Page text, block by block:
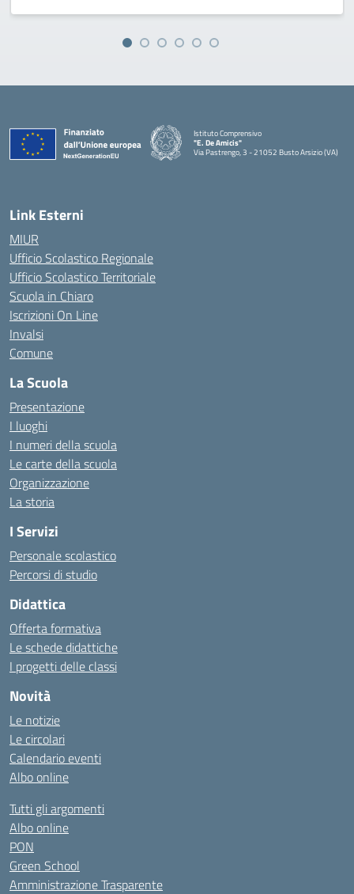
Istituto Comprensivo
"E. De Amicis"
Via Pastrengo, 3 - 21052 Busto Arsizio (VA)
Link Esterni
MIUR
Ufficio Scolastico Regionale
Ufficio Scolastico Territoriale
Scuola in Chiaro
Iscrizioni On Line
Invalsi
Comune
La Scuola
Presentazione
I luoghi
I numeri della scuola
Le carte della scuola
Organizzazione
La storia
I Servizi
Personale scolastico
Percorsi di studio
Didattica
Offerta formativa
Le schede didattiche
I progetti delle classi
Novità
Le notizie
Le circolari
Calendario eventi
Albo online
Tutti gli argomenti
Albo online
PON
Green School
Amministrazione Trasparente